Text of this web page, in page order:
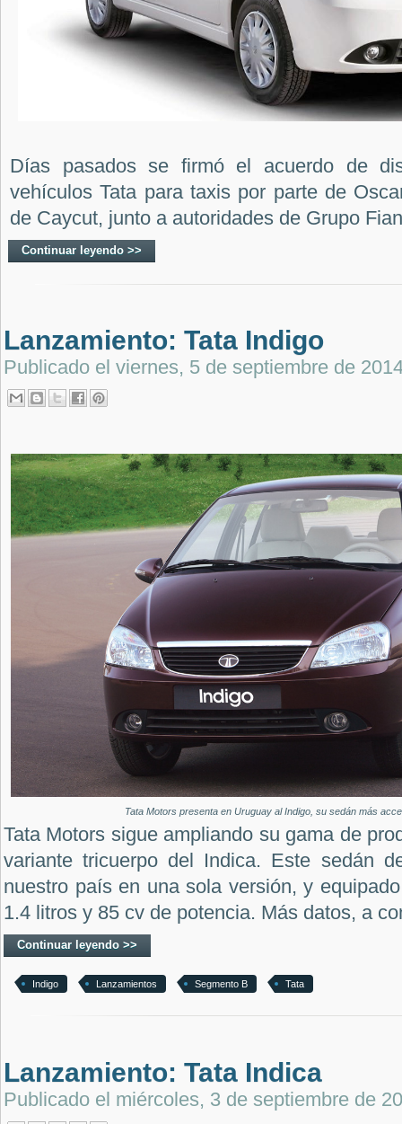
Días pasados se firmó el acuerdo de
vehículos Tata para taxis por parte de
de Caycut, junto a autoridades de Grupo
Continuar leyendo >>
Lanzamiento: Tata Indigo
Publicado el viernes, 5 de septiembre de
Tata Motors presenta en Uruguay al Indigo, su sedán más
Tata Motors sigue ampliando su gama de
variante tricuerpo del Indica. Este sedán
nuestro país en una sola versión, y
1.4 litros y 85 cv de potencia. Más datos, a
Continuar leyendo >>
Indigo Lanzamientos Segmento B Tata
Lanzamiento: Tata Indica
Publicado el miércoles, 3 de septiembre de